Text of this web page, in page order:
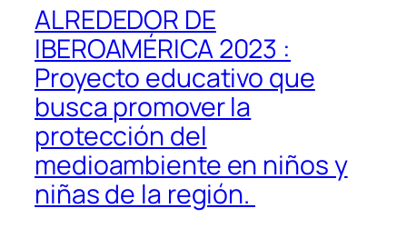
ALREDEDOR DE
IBEROAMÉRICA 2023 :
Proyecto educativo que
busca promover la
protección del
medioambiente en niños y
niñas de la región.